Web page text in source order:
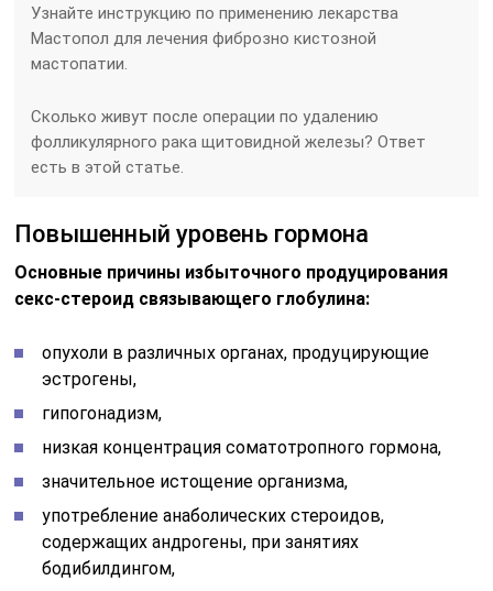
Узнайте инструкцию по применению лекарства
Мастопол для лечения фиброзно кистозной
мастопатии.
Сколько живут после операции по удалению
фолликулярного рака щитовидной железы? Ответ
есть в этой статье.
Повышенный уровень гормона
Основные причины избыточного продуцирования
секс-стероид связывающего глобулина:
опухоли в различных органах, продуцирующие
эстрогены,
гипогонадизм,
низкая концентрация соматотропного гормона,
значительное истощение организма,
употребление анаболических стероидов,
содержащих андрогены, при занятиях
бодибилдингом,